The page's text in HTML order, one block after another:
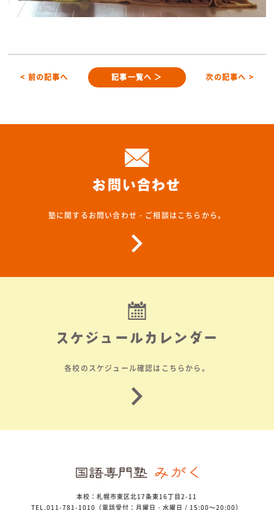
< 前の記事へ 記事一覧へ ＞ 次の記事へ >
お問い合わせ
塾に関するお問い合わせ・ご相談はこちらから。
スケジュールカレンダー
各校のスケジュール確認はこちらから。
本校：札幌市東区北17条東16丁目2-11
TEL.011-781-1010（電話受付：月曜日・水曜日 / 15:00～20:00）